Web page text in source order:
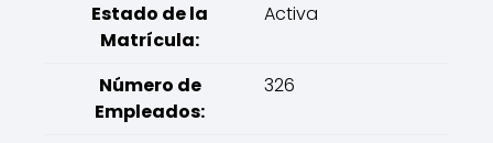
Estado de la
Matrícula:
Activa
Número de
Empleados:
326